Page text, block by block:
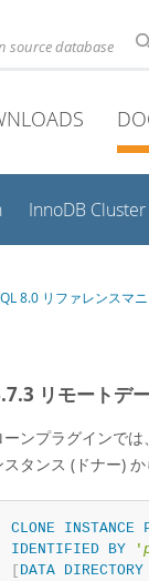
source database
InnoDB Cluster
8.0 リファレンスマ
リモートデ
ーンプラグインで
スタンス (ドナー)
CLONE INSTANCE
IDENTIFIED
BY '
[ DATA DIRECTORY